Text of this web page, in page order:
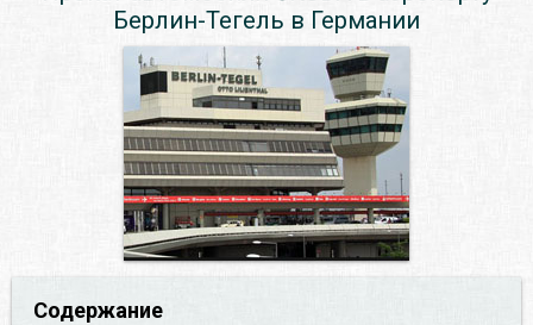
Берлин-Тегель в Германии
Содержание